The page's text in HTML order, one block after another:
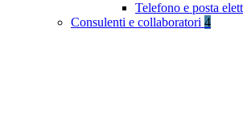
Telefono e posta
Consulenti e collaboratori 4